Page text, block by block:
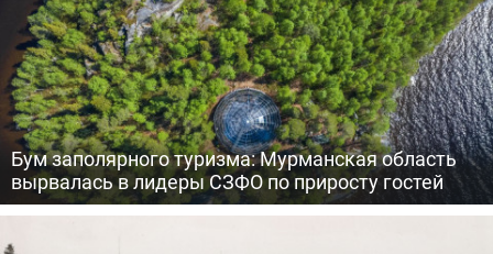
Бум заполярного туризма: Мурманская область
вырвалась в лидеры СЗФО по приросту гостей